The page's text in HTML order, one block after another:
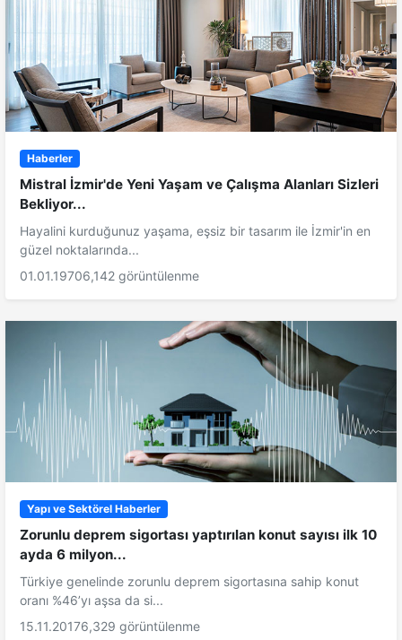
Haberler
Mistral İzmir'de Yeni Yaşam ve Çalışma Alanları Sizleri
Bekliyor...
Hayalini kurduğunuz yaşama, eşsiz bir tasarım ile İzmir'in en
güzel noktalarında...
01.01.19706,142 görüntülenme
Yapı ve Sektörel Haberler
Zorunlu deprem sigortası yaptırılan konut sayısı ilk 10
ayda 6 milyon...
Türkiye genelinde zorunlu deprem sigortasına sahip konut
oranı %46’yı aşsa da si...
15.11.20176,329 görüntülenme